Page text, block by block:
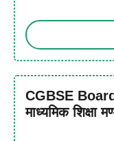
CGBSE
माध्यमिक शिक्षा